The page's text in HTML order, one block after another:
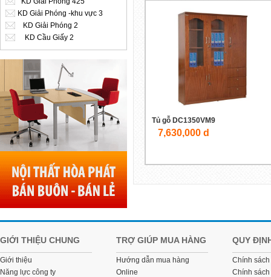
KD Giải Phóng -khu vực 3
KD Giải Phóng 2
KD Cầu Giấy 2
Tủ gỗ DC1350VM9
7,630,000 d
GIỚI THIỆU CHUNG
Giới thiệu
Năng lực công ty
TRỢ GIÚP MUA HÀNG
Hướng dẫn mua hàng
Online
QUY
Chính
Chính